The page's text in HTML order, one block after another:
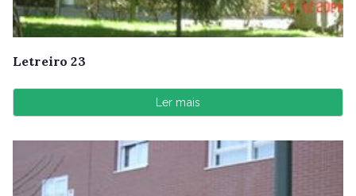
Letreiro 23
Ler mais